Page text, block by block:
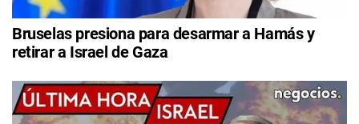
Bruselas presiona para desarmar a Hamás y
retirar a Israel de Gaza